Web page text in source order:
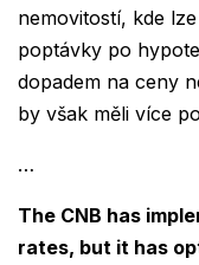
nemovitostí, kde
poptávky po
dopadem na ceny
by však měli více
…
The CNB has
rates, but it has